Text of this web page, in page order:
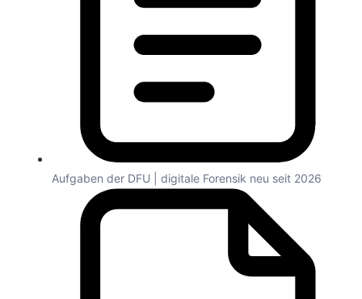
Aufgaben der DFU | digitale Forensik neu seit 2026